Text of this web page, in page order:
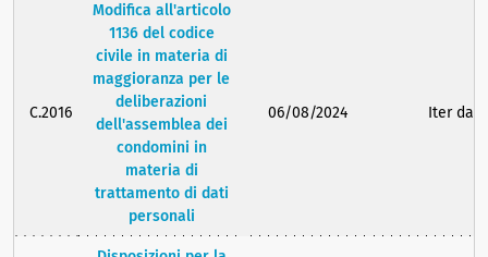
C.2016
Modifica all'articolo
1136 del codice
civile in materia di
maggioranza per le
deliberazioni
dell'assemblea dei
condomini in
materia di
trattamento di dati
personali
06/08/2024 Iter da